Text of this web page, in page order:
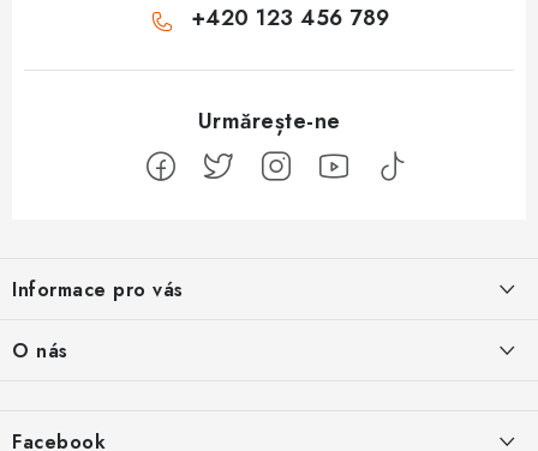
+420 123 456 789
b
o
Informace pro vás
O nás
Jsme boží
Facebook